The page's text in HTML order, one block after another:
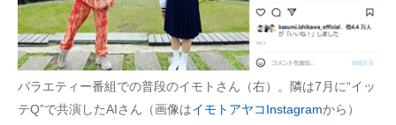
バラエティー番組での普段のイモトさん（右）。隣は7月に“イッ
テQ”で共演したAIさん（画像はイモトアヤコInstagramから）